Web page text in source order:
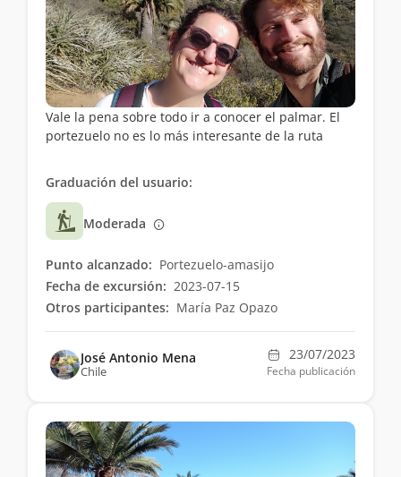
Vale la pena sobre todo ir a conocer el palmar. El
portezuelo no es lo más interesante de la ruta
Graduación del usuario:
Moderada
Punto alcanzado: Portezuelo-amasijo
Fecha de excursión: 2023-07-15
Otros participantes: María Paz Opazo
José Antonio Mena
Chile
23/07/2023
Fecha publicación